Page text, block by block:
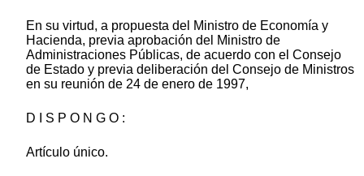
En su virtud, a propuesta del Ministro de Economía y
Hacienda, previa aprobación del Ministro de
Administraciones Públicas, de acuerdo con el Consejo
de Estado y previa deliberación del Consejo de Ministros
en su reunión de 24 de enero de 1997,
D I S P O N G O :
Artículo único.